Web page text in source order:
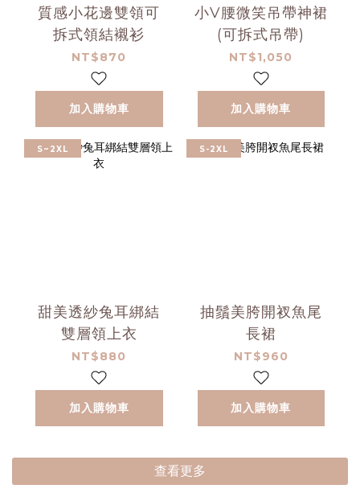
質感小花邊雙領可
拆式領結襯衫
NT$870
加入購物車
小V腰微笑吊帶神裙
(可拆式吊帶)
NT$1,050
加入購物車
S~2XL
甜美透紗兔耳綁結
雙層領上衣
NT$880
加入購物車
S-2XL
抽鬚美胯開衩魚尾
長裙
NT$960
加入購物車
查看更多